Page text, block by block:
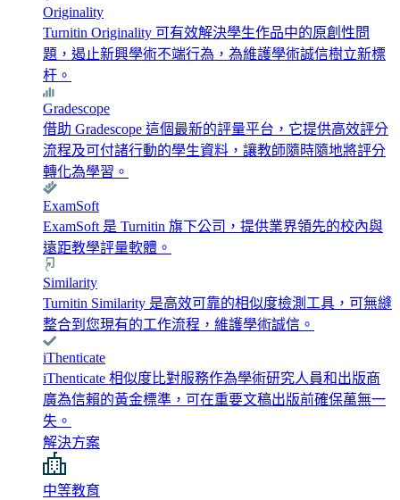
Originality
Turnitin Originality 可有效解決學生作品中的原創性問
題，遏止新興學術不端行為，為維護學術誠信樹立新標
杆。
Gradescope
借助 Gradescope 這個最新的評量平台，它提供高效評分
流程及可付諸行動的學生資料，讓教師隨時隨地將評分
轉化為學習。
ExamSoft
ExamSoft 是 Turnitin 旗下公司，提供業界領先的校內與
遠距教學評量軟體。
Similarity
Turnitin Similarity 是高效可靠的相似度檢測工具，可無縫
整合到您現有的工作流程，維護學術誠信。
iThenticate
iThenticate 相似度比對服務作為學術研究人員和出版商
廣為信賴的黃金標準，可在重要文稿出版前確保萬無一
失。
解決方案
中等教育